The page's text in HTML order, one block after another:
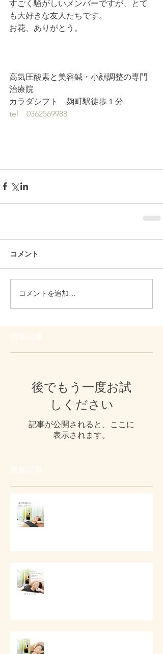
すごく騒がしいメンバーですが、とて
も大好きな友人たちです。
お花、ありがとう。
高気圧酸素と美容鍼・小顔調整の専門
治療院
カラダシフト　麹町駅徒歩１分
tel　0362569988
コメント
コメントを追加…
後でもう一度お試
しください
記事が公開されると、ここに
表示されます。